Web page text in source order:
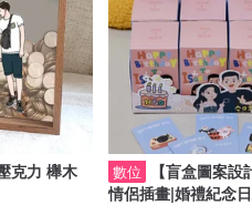
克力 櫸木 數位
【盲盒圖案
情侶插畫|婚禮紀念